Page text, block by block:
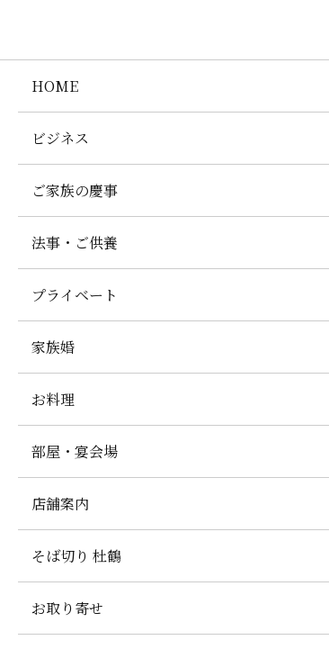
HOME
ビジネス
ご家族の慶事
法事・ご供養
プライベート
家族婚
お料理
部屋・宴会場
店舗案内
そば切り 杜鶴
お取り寄せ